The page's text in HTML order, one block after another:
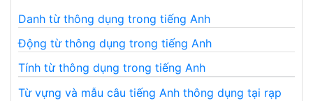
Danh từ thông dụng trong tiếng Anh
Động từ thông dụng trong tiếng Anh
Tính từ thông dụng trong tiếng Anh
Từ vựng và mẫu câu tiếng Anh thông dụng tại rạp